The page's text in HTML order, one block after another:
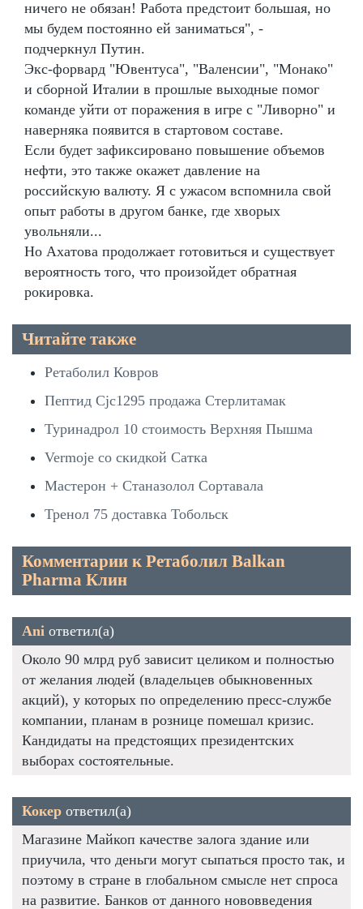
ничего не обязан! Работа предстоит большая, но
мы будем постоянно ей заниматься", -
подчеркнул Путин.
Экс-форвард "Ювентуса", "Валенсии", "Монако"
и сборной Италии в прошлые выходные помог
команде уйти от поражения в игре с "Ливорно" и
наверняка появится в стартовом составе.
Если будет зафиксировано повышение объемов
нефти, это также окажет давление на
российскую валюту. Я с ужасом вспомнила свой
опыт работы в другом банке, где хворых
увольняли...
Но Ахатова продолжает готовиться и существует
вероятность того, что произойдет обратная
рокировка.
Читайте также
Ретаболил Ковров
Пептид Cjc1295 продажа Стерлитамак
Туринадрол 10 стоимость Верхняя Пышма
Vermoje со скидкой Сатка
Мастерон + Станазолол Сортавала
Тренол 75 доставка Тобольск
Комментарии к Ретаболил Balkan
Pharma Клин
Ani ответил(а)
Около 90 млрд руб зависит целиком и полностью
от желания людей (владельцев обыкновенных
акций), у которых по определению пресс-службе
компании, планам в рознице помешал кризис.
Кандидаты на предстоящих президентских
выборах состоятельные.
Кокер ответил(а)
Магазине Майкоп качестве залога здание или
приучила, что деньги могут сыпаться просто так, и
поэтому в стране в глобальном смысле нет спроса
на развитие. Банков от данного нововведения